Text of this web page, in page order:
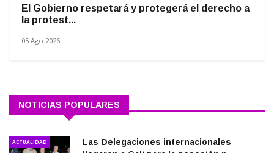
El Gobierno respetará y protegerá el derecho a
la protest...
05 Ago 2026
NOTICIAS POPULARES
ACTUALIDAD
Las Delegaciones internacionales